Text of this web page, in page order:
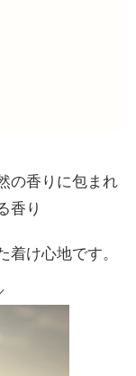
の香りに包まれ
香り
け心地です。